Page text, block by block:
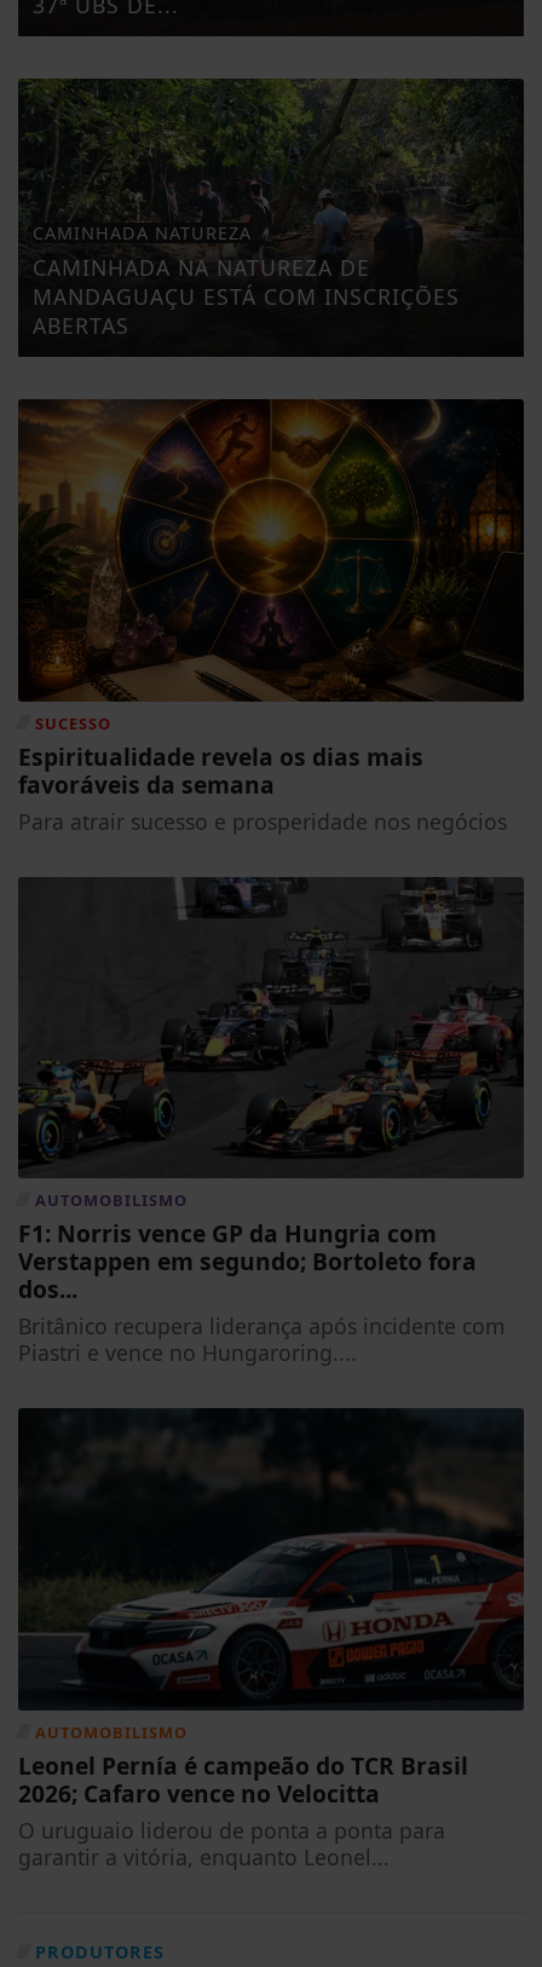
CAMINHADA NATUREZA
CAMINHADA NA NATUREZA DE
MANDAGUAÇU ESTÁ COM INSCRIÇÕES
ABERTAS
SUCESSO
Espiritualidade revela os dias mais
favoráveis da semana
Para atrair sucesso e prosperidade nos negócios
AUTOMOBILISMO
F1: Norris vence GP da Hungria com
Verstappen em segundo; Bortoleto fora
dos...
Britânico recupera liderança após incidente com
Piastri e vence no Hungaroring....
AUTOMOBILISMO
Leonel Pernía é campeão do TCR Brasil
2026; Cafaro vence no Velocitta
O uruguaio liderou de ponta a ponta para
garantir a vitória, enquanto Leonel...
PRODUTORES